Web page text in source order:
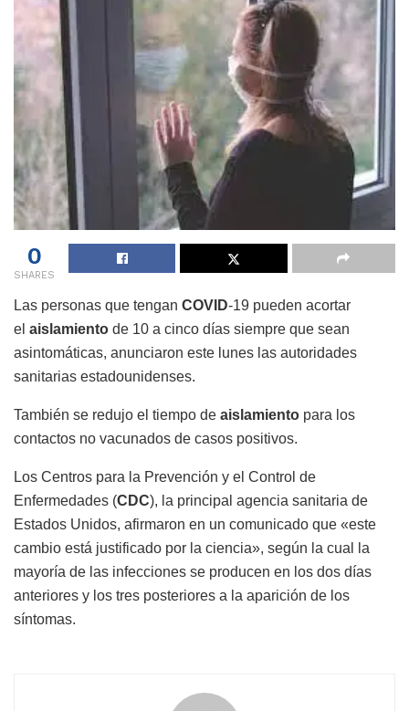
0
SHARES
Las personas que tengan COVID-19 pueden acortar
el aislamiento de 10 a cinco días siempre que sean
asintomáticas, anunciaron este lunes las autoridades
sanitarias estadounidenses.
También se redujo el tiempo de aislamiento para los
contactos no vacunados de casos positivos.
Los Centros para la Prevención y el Control de
Enfermedades (CDC), la principal agencia sanitaria de
Estados Unidos, afirmaron en un comunicado que «este
cambio está justificado por la ciencia», según la cual la
mayoría de las infecciones se producen en los dos días
anteriores y los tres posteriores a la aparición de los
síntomas.